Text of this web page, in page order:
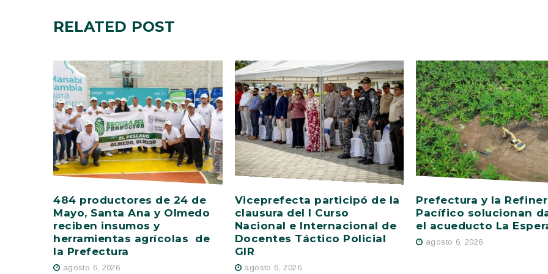
RELATED POST
484 productores de 24 de
Mayo, Santa Ana y Olmedo
reciben insumos y
herramientas agrícolas de
la Prefectura
agosto 6, 2026
Viceprefecta participó de la
clausura del I Curso
Nacional e Internacional de
Docentes Táctico Policial
GIR
agosto 6, 2026
Prefectura y la
Pacífico solucionan
el acueducto La
agosto 6, 2026